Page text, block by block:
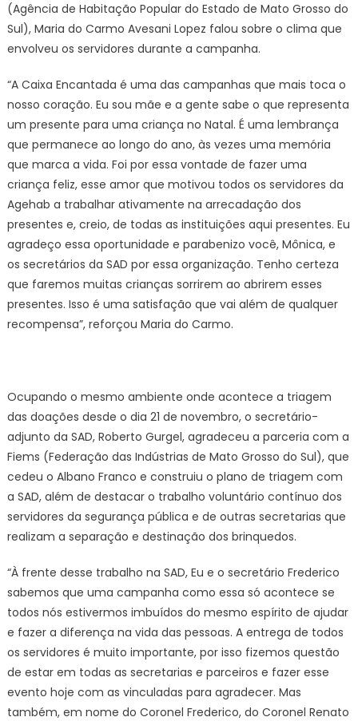
(Agência de Habitação Popular do Estado de Mato Grosso do
Sul), Maria do Carmo Avesani Lopez falou sobre o clima que
envolveu os servidores durante a campanha.
“A Caixa Encantada é uma das campanhas que mais toca o
nosso coração. Eu sou mãe e a gente sabe o que representa
um presente para uma criança no Natal. É uma lembrança
que permanece ao longo do ano, às vezes uma memória
que marca a vida. Foi por essa vontade de fazer uma
criança feliz, esse amor que motivou todos os servidores da
Agehab a trabalhar ativamente na arrecadação dos
presentes e, creio, de todas as instituições aqui presentes. Eu
agradeço essa oportunidade e parabenizo você, Mônica, e
os secretários da SAD por essa organização. Tenho certeza
que faremos muitas crianças sorrirem ao abrirem esses
presentes. Isso é uma satisfação que vai além de qualquer
recompensa”, reforçou Maria do Carmo.
Ocupando o mesmo ambiente onde acontece a triagem
das doações desde o dia 21 de novembro, o secretário-
adjunto da SAD, Roberto Gurgel, agradeceu a parceria com a
Fiems (Federação das Indústrias de Mato Grosso do Sul), que
cedeu o Albano Franco e construiu o plano de triagem com
a SAD, além de destacar o trabalho voluntário contínuo dos
servidores da segurança pública e de outras secretarias que
realizam a separação e destinação dos brinquedos.
“À frente desse trabalho na SAD, Eu e o secretário Frederico
sabemos que uma campanha como essa só acontece se
todos nós estivermos imbuídos do mesmo espírito de ajudar
e fazer a diferença na vida das pessoas. A entrega de todos
os servidores é muito importante, por isso fizemos questão
de estar em todas as secretarias e parceiros e fazer esse
evento hoje com as vinculadas para agradecer. Mas
também, em nome do Coronel Frederico, do Coronel Renato